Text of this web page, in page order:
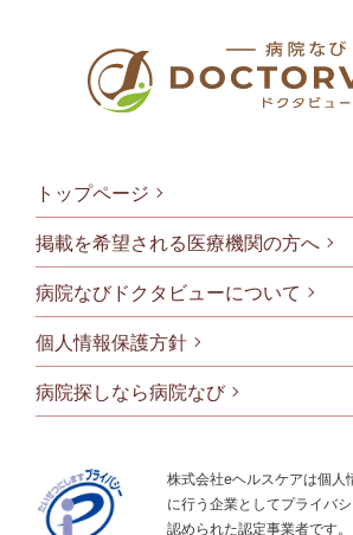
フ
トップページ
掲載を希望される医療機関の方へ
病院なびドクタビューについて
個人情報保護方針
病院探しなら病院なび
株式会社eヘルスケアは個人
に行う企業としてプライバ
認められた認定事業者です。